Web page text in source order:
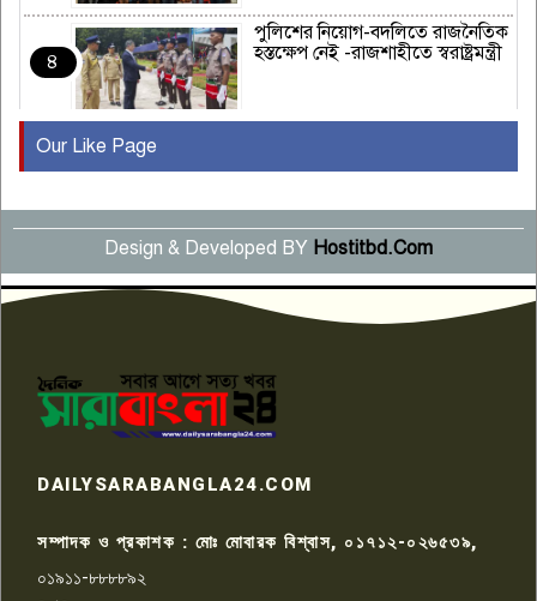
৪
পুলিশের নিয়োগ-বদলিতে রাজনৈতিক
হস্তক্ষেপ নেই -রাজশাহীতে স্বরাষ্ট্রমন্ত্রী
৫
বছর পূর্তি উদযাপন
৬
সংবাদ সম্মেলনে অভিযোগ অস্বীকার
উদ্দেশ্য প্রণোদিত সংবাদ প্রকাশের
প্রতিবাদ নাজির হাসানের
৭
কেটে ঘরে ঢুকে স্কুল শিক্ষিকাকে হত্যা
টয়লেটের ট্যাংকি থেকে লাশ উদ্ধার
রাজশাহীতে সন্ত্রাসী হামলায় গুরুতর
Our Like Page
Design & Developed BY Hostitbd.Com
DAILYSARABANGLA24.COM
সম্পাদক ও প্রকাশক : মোঃ মোবারক বিশ্বাস, ০১৭১২-০২৬৫৩৯,
০১৯১১-৮৮৮৮৯২